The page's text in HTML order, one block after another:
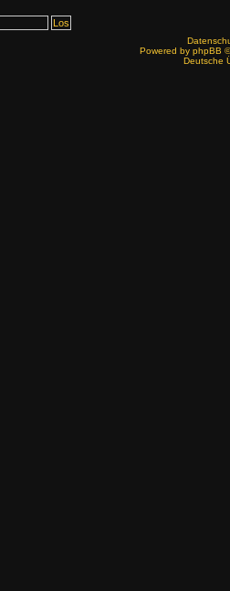
Powered by phpBB
Deutsche